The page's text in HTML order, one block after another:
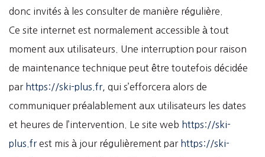
donc invités à les consulter de manière régulière.
Ce site internet est normalement accessible à tout
moment aux utilisateurs. Une interruption pour raison
de maintenance technique peut être toutefois décidée
par https://ski-plus.fr, qui s’efforcera alors de
communiquer préalablement aux utilisateurs les dates
et heures de l’intervention. Le site web https://ski-
plus.frest mis à jour régulièrement par https://ski-